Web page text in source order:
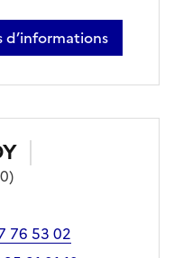
d’informations
bisiaux
76 53 02